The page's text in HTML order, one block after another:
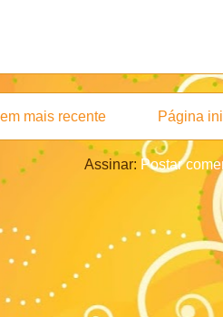
mais recente Página
Assinar: Postar